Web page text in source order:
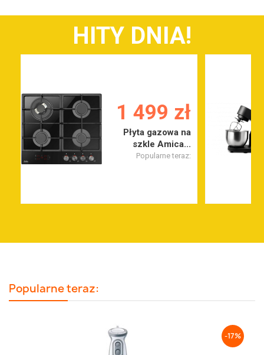
1 499 zł
Płyta gazowa na
szkle Amica...
Popularne teraz:
HITY DNIA!
Popularne teraz:
-17%